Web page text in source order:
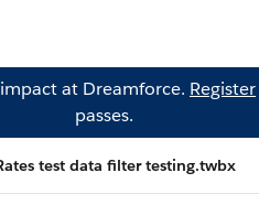
at Dreamforce. Register
passes.
test data filter testing.twbx